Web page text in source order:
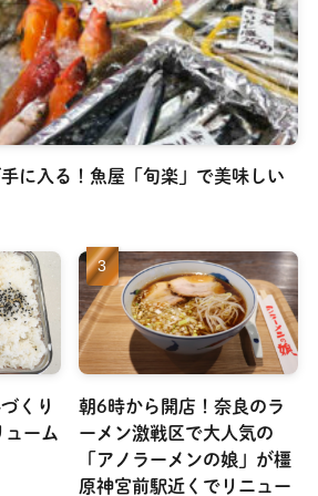
に入る！魚屋「旬楽」で美味しい
くり
ューム
朝6時から開店！奈良のラ
ーメン激戦区で大人気の
「アノラーメンの娘」が橿
原神宮前駅近くでリニュー